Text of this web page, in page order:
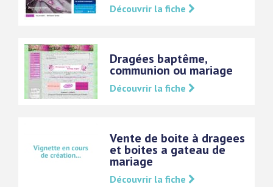
Découvrir la fiche
Dragées baptême,
communion ou mariage
Découvrir la fiche
Vente de boite à dragees
et boites a gateau de
mariage
Découvrir la fiche